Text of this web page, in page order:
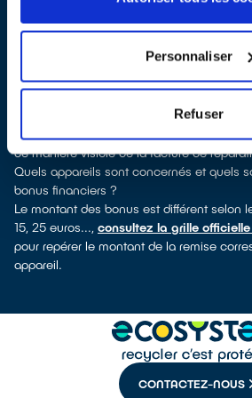
Personnaliser
Refuser
verrez pour quels types d’appareils ce
label. Congélateur, lave-vaisselle, petit
d’équipements son réparateur spécialisé
Consulter l’annuaire
Comment bénéficier du Bonus
Le Bonus Réparation est en vigueur chez
ayant obtenu le label QualiRépar. Il est
de manière visible de la facture de
Quels appareils sont concernés et quels
bonus financiers ?
Le montant des bonus est différent selon
15, 25 euros..., consultez la grille
pour repérer le montant de la remise
appareil.
CONTACTEZ-NOUS